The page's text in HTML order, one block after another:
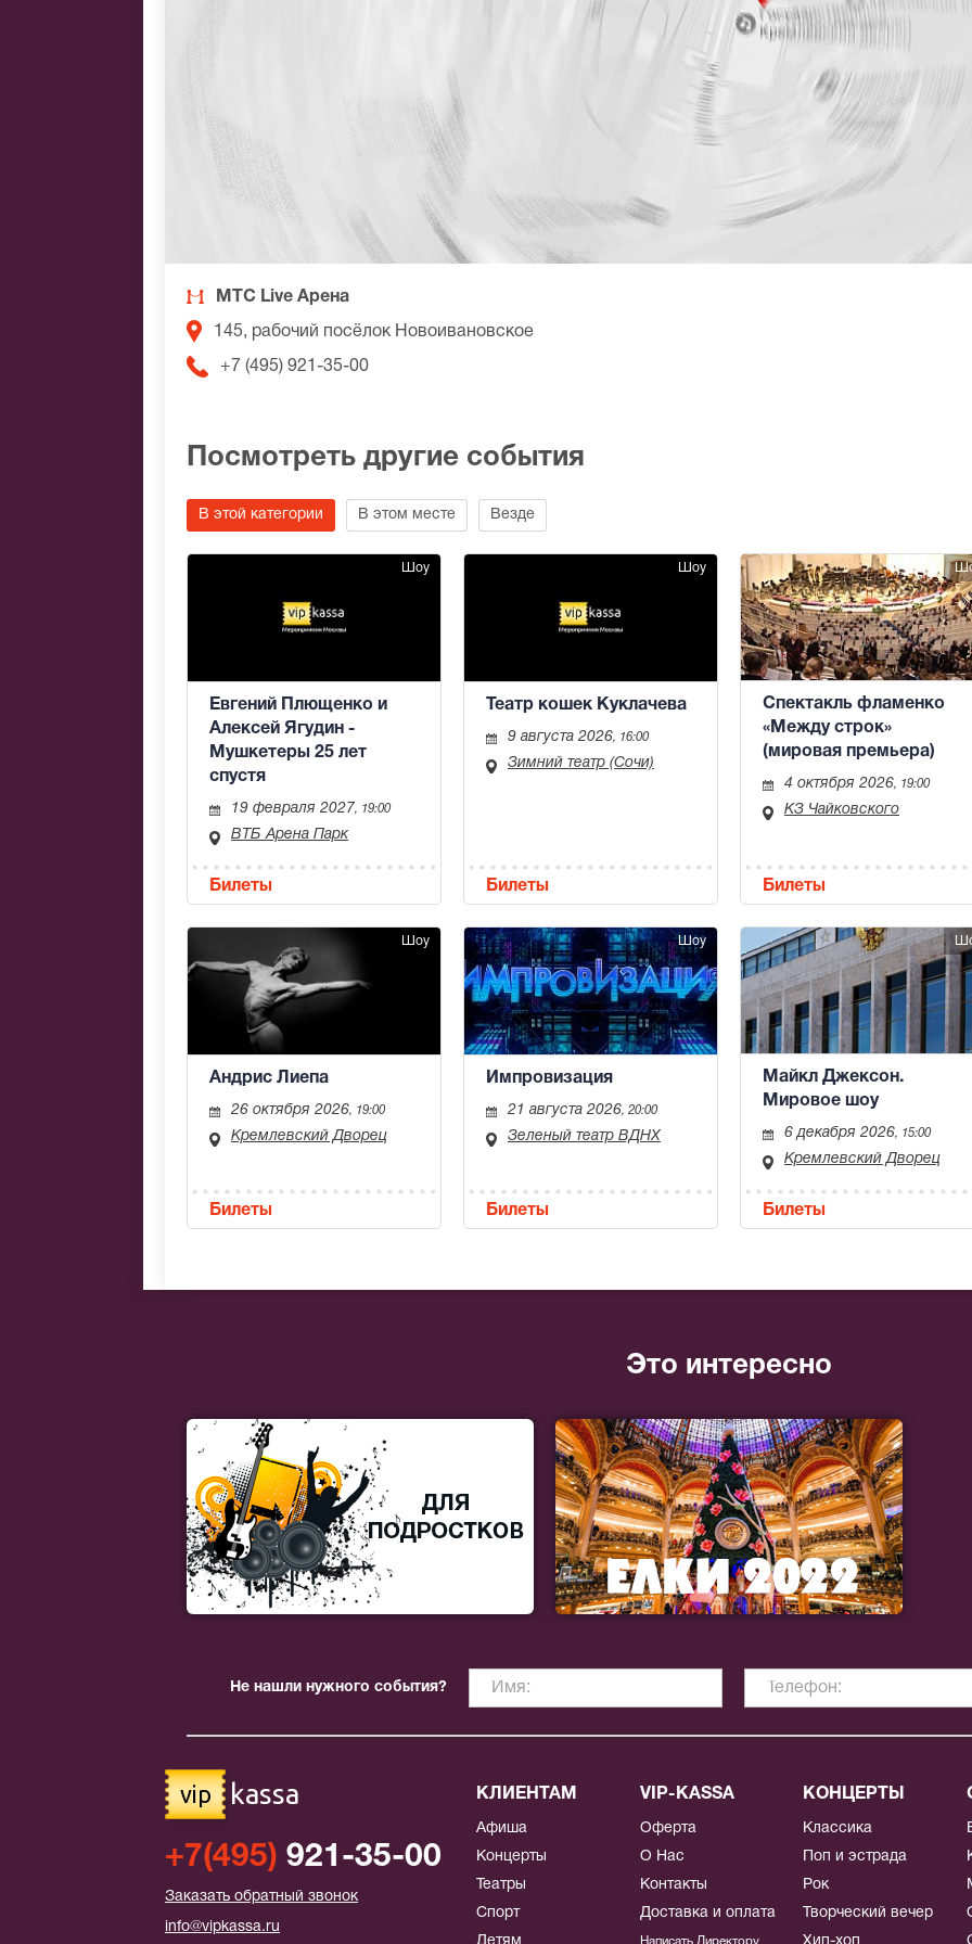
МТС Live Арена
145, рабочий посёлок Новоивановское
+7 (495) 921-35-00
Посмотреть другие события
В этой категории В этом месте Везде
Шоу
Евгений Плющенко и
Алексей Ягудин -
Мушкетеры 25 лет
спустя
19 февраля 2027, 19:00
ВТБ Арена Парк
Билеты
Шоу
Театр кошек Куклачева
9 августа 2026, 16:00
Зимний театр (Сочи)
Билеты
Спектакль фламенко
«Между строк»
(мировая премьера)
4 октября 2026, 19:00
КЗ Чайковского
Билеты
Шоу
Андрис Лиепа
26 октября 2026, 19:00
Кремлевский Дворец
Билеты
Шоу
Импровизация
21 августа 2026, 20:00
Зеленый театр ВДНХ
Билеты
Майкл Джексон.
Мировое шоу
6 декабря 2026, 15:00
Кремлевский Дворец
Билеты
Это интересно
Не нашли нужного события?
vip kassa
+7(495) 921-35-00
Заказать обратный звонок
info@vipkassa.ru
КЛИЕНТАМ
Афиша
Концерты
Театры
Спорт
VIP-KASSA
Оферта
О Нас
Контакты
Доставка и оплата
КОНЦЕРТЫ
Классика
Поп и эстрада
Рок
Творческий вечер